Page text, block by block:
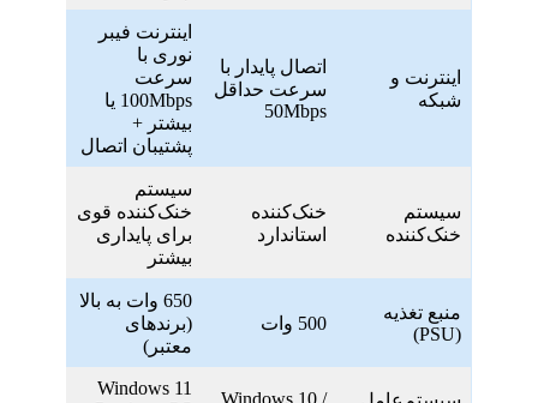
اینترنت و
شبکه
اتصال پایدار با
سرعت حداقل
50Mbps
اینترنت فیبر
نوری با
سرعت
100Mbps یا
بیشتر +
پشتیبان اتصال
سیستم
خنک‌کننده
خنک‌کننده
استاندارد
سیستم
خنک‌کننده قوی
برای پایداری
بیشتر
منبع تغذیه
(PSU)
500 وات
650 وات به بالا
(برندهای
معتبر)
Windows 10 /
Windows 11